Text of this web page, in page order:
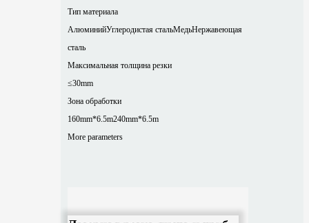
Тип материала
АлюминийУглеродистая стальМедьНержавеющая
сталь
Максимальная толщина резки
≤30mm
Зона обработки
160mm*6.5m240mm*6.5m
More parameters